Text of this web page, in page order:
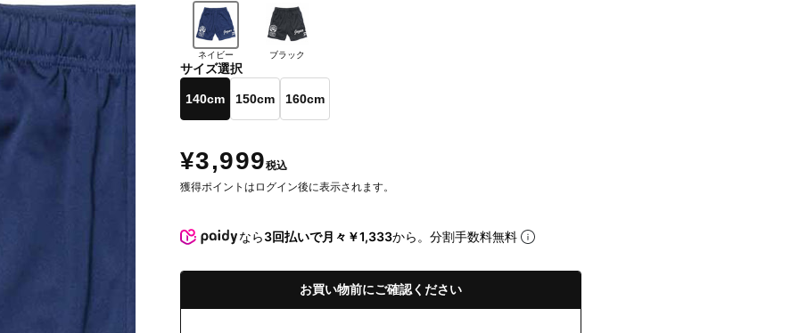
ネイビー ブラック
サイズ選択
140cm 150cm 160cm
¥3,999税込
獲得ポイントはログイン後に表示されます。
なら3回払いで月々￥1,333から。分割手数料無料
お買い物前にご確認ください